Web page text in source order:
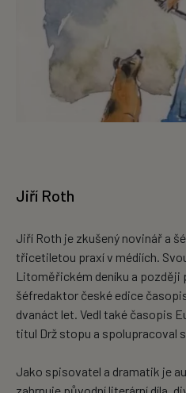
Jiří Roth
Jiří Roth je zkušený novinář a
třicetiletou praxí v médiích.
Litoměřickém deníku a později
šéfredaktor české edice
dvanáct let. Vedl také časopis
titul Drž stopu a spolupracoval
Jako spisovatel a dramatik je